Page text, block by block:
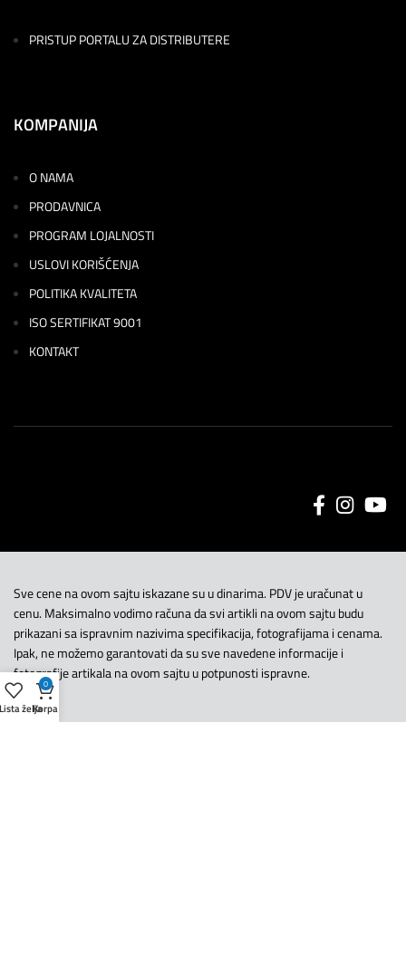
PRISTUP PORTALU ZA DISTRIBUTERE
KOMPANIJA
O NAMA
PRODAVNICA
PROGRAM LOJALNOSTI
USLOVI KORIŠĆENJA
POLITIKA KVALITETA
ISO SERTIFIKAT 9001
KONTAKT
Sve cene na ovom sajtu iskazane su u dinarima. PDV je uračunat u
cenu. Maksimalno vodimo računa da svi artikli na ovom sajtu budu
prikazani sa ispravnim nazivima specifikacija, fotografijama i cenama.
Ipak, ne možemo garantovati da su sve navedene informacije i
fotografije artikala na ovom sajtu u potpunosti ispravne.
želja
0
Korpa